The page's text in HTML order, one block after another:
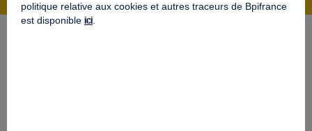
NOS PARTENAIRES
politique relative aux cookies et autres traceurs de Bpifrance
est disponible ici.